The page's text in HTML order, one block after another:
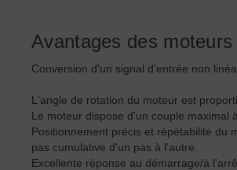
Avantages des
Conversion d'un signal d'entrée non
L'angle de rotation du moteur est
Le moteur dispose d'un couple maximal
Positionnement précis et répétabilité du
pas cumulative d'un pas à l'autre.
Excellente réponse au démarrage/à